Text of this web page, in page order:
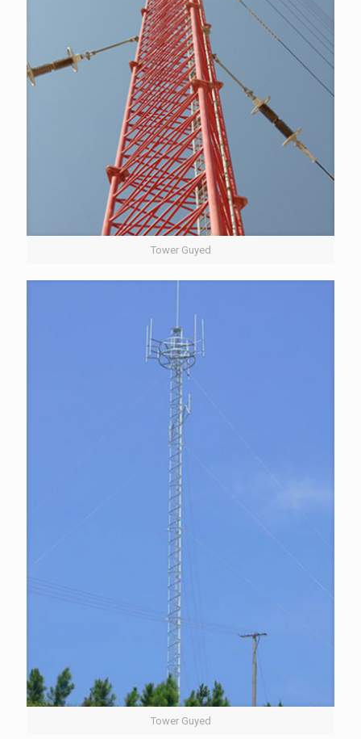
Tower Guyed
Tower Guyed